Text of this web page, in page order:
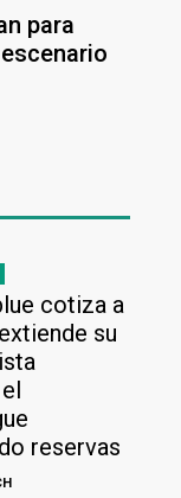
para
cotiza a
su
reservas